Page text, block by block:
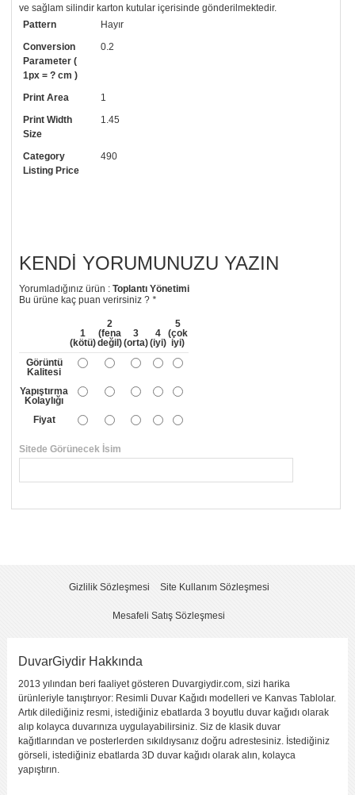
ve sağlam silindir karton kutular içerisinde gönderilmektedir.
• Tutkalınız, siparişiniz ile birlikte ücretsiz olarak gönderilecektir.
Uygulaması standart duvar kağıdı ile aynıdır. Siparişiniz ile birlikte
uygulama kılavuzu da gönderilecektir.
• Resimli duvar kağıdı modelinizi siyah beyaz renklerde istiyorsanız bizi
arayıp talebinizi iletebilirsiniz.
• Görselde düzenleme yaptırmak istiyorsanız yine bize telefon
numaramızdan ulaşabilirsiniz.
Pattern
Hayır
Conversion
Parameter (
1px = ? cm )
0.2
Print Area
1
Print Width
Size
1.45
Category
Listing Price
490
KENDI YORUMUNUZU YAZIN
Yorumladığınız ürün :Toplantı Yönetimi
Bu ürüne kaç puan verirsiniz ?*
1
(kötü)
2
(fena
değil)
3
(orta)
4
(iyi)
5
(çok
iyi)
Görüntü
Kalitesi
Yapıştırma
Kolaylığı
Fiyat
Sitede Görünecek İsim
Yorumu Gönder
Gizlilik Sözleşmesi Site Kullanım Sözleşmesi
Mesafeli Satış Sözleşmesi
DuvarGiydir Hakkında
2013 yılından beri faaliyet gösteren Duvargiydir.com, sizi harika
ürünleriyle tanıştırıyor: Resimli Duvar Kağıdı modelleri ve Kanvas Tablolar.
Artık dilediğiniz resmi, istediğiniz ebatlarda 3 boyutlu duvar kağıdı olarak
alıp kolayca duvarınıza uygulayabilirsiniz. Siz de klasik duvar
kağıtlarından ve posterlerden sıkıldıysanız doğru adrestesiniz. İstediğiniz
görseli, istediğiniz ebatlarda 3D duvar kağıdı olarak alın, kolayca
yapıştırın.